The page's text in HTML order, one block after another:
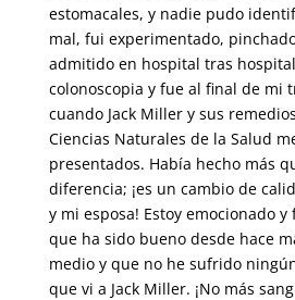
estomacales, y nadie pudo
mal, fui experimentado,
admitido en hospital tras
colonoscopia y fue al final de mi
cuando Jack Miller y sus
Ciencias Naturales de la Salud
presentados. Había hecho más
diferencia; ¡es un cambio de
y mi esposa! Estoy emocionado
que ha sido bueno desde hace
medio y que no he sufrido
que vi a Jack Miller. ¡No más